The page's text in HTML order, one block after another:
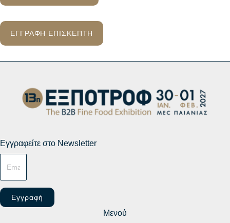
ΕΓΓΡΑΦΗ ΕΠΙΣΚΕΠΤΗ
Εγγραφείτε στο Newsletter
Εγγραφή
Μενού